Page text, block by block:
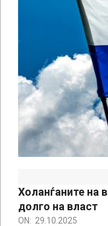
Холанѓаните на
долго на власт
ON: 29.10.2025